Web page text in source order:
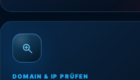
DOMAIN & IP PRÜFEN